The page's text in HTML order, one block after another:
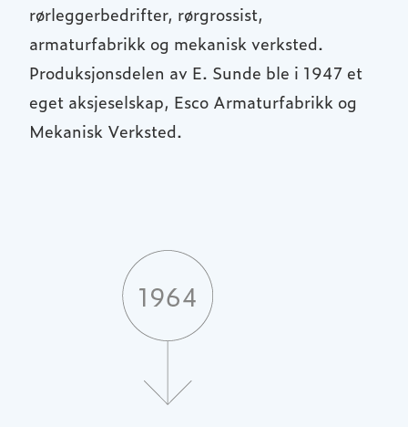
rørleggerbedrifter, rørgrossist,
armaturfabrikk og mekanisk verksted.
Produksjonsdelen av E. Sunde ble i 1947 et
eget aksjeselskap, Esco Armaturfabrikk og
Mekanisk Verksted.